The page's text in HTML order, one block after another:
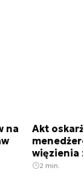
na
Akt
więzienia
2 min.